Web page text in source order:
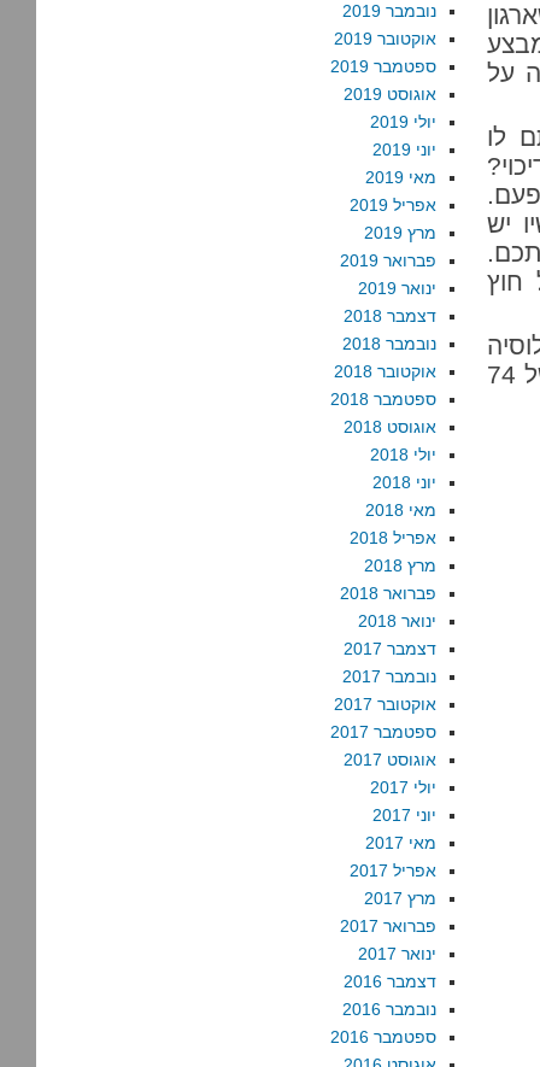
על
לו
יש
חוץ
אחרת. זו תמיד אפשרות. אני יודע, אני יודע – זה הרגל של 74
נובמבר 2019
אוקטובר 2019
ספטמבר 2019
אוגוסט 2019
יולי 2019
יוני 2019
מאי 2019
אפריל 2019
מרץ 2019
פברואר 2019
ינואר 2019
דצמבר 2018
נובמבר 2018
אוקטובר 2018
ספטמבר 2018
אוגוסט 2018
יולי 2018
יוני 2018
מאי 2018
אפריל 2018
מרץ 2018
פברואר 2018
ינואר 2018
דצמבר 2017
נובמבר 2017
אוקטובר 2017
ספטמבר 2017
אוגוסט 2017
יולי 2017
יוני 2017
מאי 2017
אפריל 2017
מרץ 2017
פברואר 2017
ינואר 2017
דצמבר 2016
נובמבר 2016
ספטמבר 2016